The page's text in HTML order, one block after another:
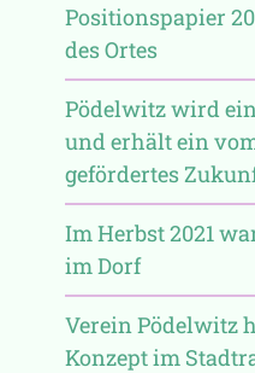
Positionspapier
des Ortes
Pödelwitz wird
und erhält ein
gefördertes
Im Herbst 2021
im Dorf
Verein Pödelwitz
Konzept im